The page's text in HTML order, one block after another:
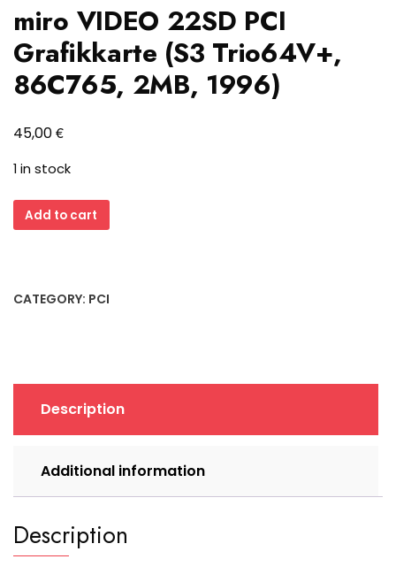
miro VIDEO 22SD PCI
Grafikkarte (S3 Trio64V+,
86C765, 2MB, 1996)
45,00€
1 in stock
miro
VIDEO
Grafikkarte
2MB,
1996)
Add to cart
CATEGORY: PCI
Description
Additional information
Description